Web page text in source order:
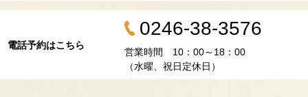
電話予約はこちら
0246-38-3576
営業時間 10：00～18：00
（水曜、祝日定休日）